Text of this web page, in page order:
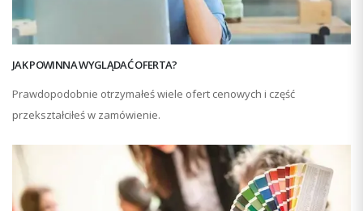
JAK POWINNA WYGLĄDAĆ OFERTA?
Prawdopodobnie otrzymałeś wiele ofert cenowych i część
przekształciłeś w zamówienie.